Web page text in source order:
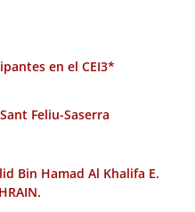
en el CEI3*
Feliu-Saserra
Bin Hamad Al Khalifa E.